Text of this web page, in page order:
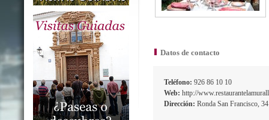
Datos de contacto
Teléfono: 926 86 10 10
Web: http://
Dirección: Ronda San Francisco,